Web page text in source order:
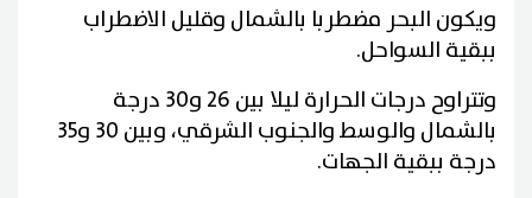
ويكون البحر مضطربا بالشمال وقليل الاضطراب
ببقية السواحل.
وتتراوح درجات الحرارة ليلا بين 26 و30 درجة
بالشمال والوسط والجنوب الشرقي، وبين 30 و35
درجة ببقية الجهات.